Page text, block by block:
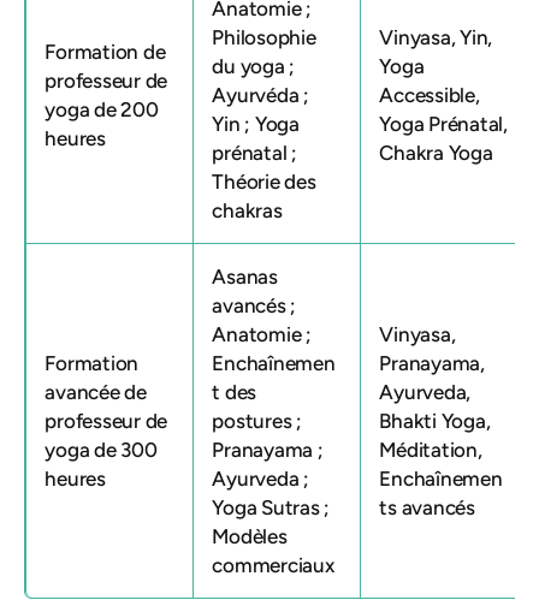
Formation de
professeur de
yoga de 200
heures
Anatomie ;
Philosophie
du yoga ;
Ayurvéda ;
Yin ; Yoga
prénatal ;
Théorie des
chakras
Vinyasa, Yin,
Yoga
Accessible,
Yoga Prénatal,
Chakra Yoga
Formation
avancée de
professeur de
yoga de 300
heures
Asanas
avancés ;
Anatomie ;
Enchaînemen
t des
postures ;
Pranayama ;
Ayurveda ;
Yoga Sutras ;
Modèles
commerciaux
Vinyasa,
Pranayama,
Ayurveda,
Bhakti Yoga,
Méditation,
Enchaînemen
ts avancés